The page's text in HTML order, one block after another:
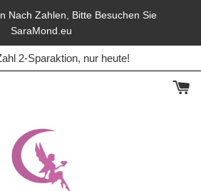
Nach Zahlen, Bitte Besuchen Sie
SaraMond.eufrei, In diesem Monat.
2-Sparaktion, nur heute!